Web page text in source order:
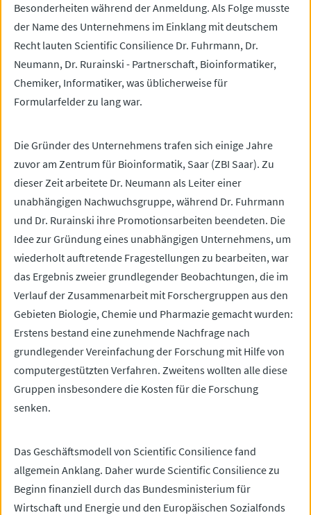
Besonderheiten während der Anmeldung. Als Folge musste
der Name des Unternehmens im Einklang mit deutschem
Recht lauten Scientific Consilience Dr. Fuhrmann, Dr.
Neumann, Dr. Rurainski - Partnerschaft, Bioinformatiker,
Chemiker, Informatiker, was üblicherweise für
Formularfelder zu lang war.
Die Gründer des Unternehmens trafen sich einige Jahre
zuvor am Zentrum für Bioinformatik, Saar (ZBI Saar). Zu
dieser Zeit arbeitete Dr. Neumann als Leiter einer
unabhängigen Nachwuchsgruppe, während Dr. Fuhrmann
und Dr. Rurainski ihre Promotionsarbeiten beendeten. Die
Idee zur Gründung eines unabhängigen Unternehmens, um
wiederholt auftretende Fragestellungen zu bearbeiten, war
das Ergebnis zweier grundlegender Beobachtungen, die im
Verlauf der Zusammenarbeit mit Forschergruppen aus den
Gebieten Biologie, Chemie und Pharmazie gemacht wurden:
Erstens bestand eine zunehmende Nachfrage nach
grundlegender Vereinfachung der Forschung mit Hilfe von
computergestützten Verfahren. Zweitens wollten alle diese
Gruppen insbesondere die Kosten für die Forschung
senken.
Das Geschäftsmodell von Scientific Consilience fand
allgemein Anklang. Daher wurde Scientific Consilience zu
Beginn finanziell durch das Bundesministerium für
Wirtschaft und Energie und den Europäischen Sozialfonds